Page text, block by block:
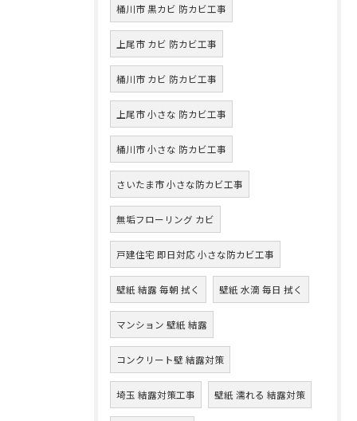
桶川市 黒カビ 防カビ工事
上尾市 カビ 防カビ工事
桶川市 カビ 防カビ工事
上尾市 小さな 防カビ工事
桶川市 小さな 防カビ工事
さいたま市 小さな防カビ工事
無垢フローリング カビ
戸建住宅 即日対応 小さな防カビ工事
壁紙 結露 毎朝 拭く 壁紙 水滴 毎日 拭く
マンション 壁紙 結露
コンクリート壁 結露対策
埼玉 結露対策工事 壁紙 濡れる 結露対策